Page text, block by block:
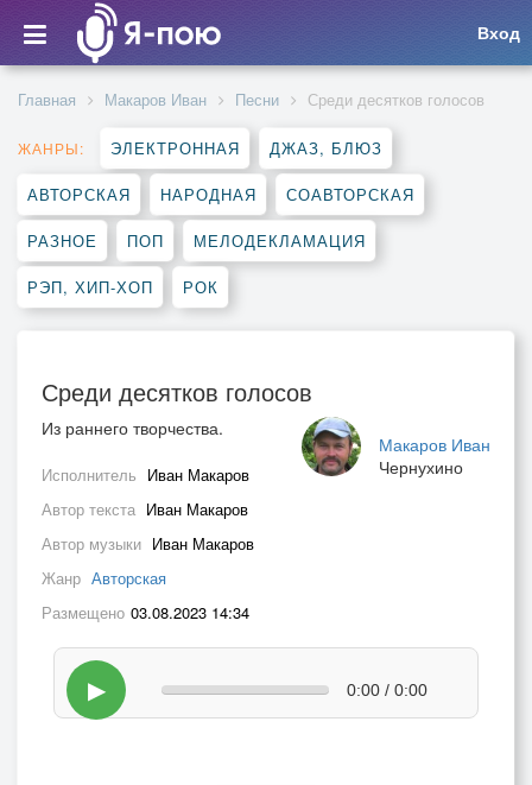
Вход
Главная Макаров Иван Песни Среди десятков голосов
ЖАНРЫ: ЭЛЕКТРОННАЯ ДЖАЗ, БЛЮЗ
АВТОРСКАЯ НАРОДНАЯ СОАВТОРСКАЯ
РАЗНОЕ ПОП МЕЛОДЕКЛАМАЦИЯ
РЭП, ХИП-ХОП РОК
Среди десятков голосов
Макаров Иван
Чернухино
Из раннего творчества.
Исполнитель Иван Макаров
Автор текста Иван Макаров
Автор музыки Иван Макаров
Жанр Авторская
Размещено 03.08.2023 14:34
▶ 0:00 / 0:00